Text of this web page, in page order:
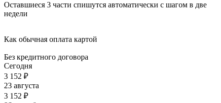
Оставшиеся 3 части спишутся автоматически с шагом в две
недели
Как обычная оплата картой
Без кредитного договора
Сегодня
3 152 ₽
23 августа
3 152 ₽